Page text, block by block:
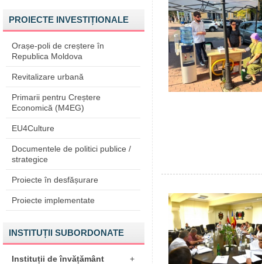
PROIECTE INVESTIȚIONALE
Orașe-poli de creștere în
Republica Moldova
Revitalizare urbană
Primarii pentru Creștere
Economică (M4EG)
EU4Culture
Documentele de politici publice /
strategice
Proiecte în desfășurare
Proiecte implementate
INSTITUȚII SUBORDONATE
Instituții de învățământ +